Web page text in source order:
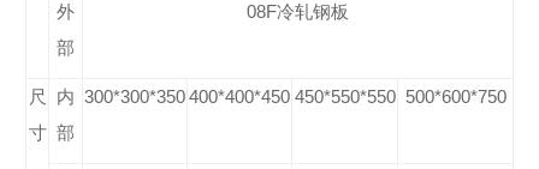
外
部
08F冷轧钢板
尺
寸
内
部
300*300*350400*400*450 450*550*550 500*600*750